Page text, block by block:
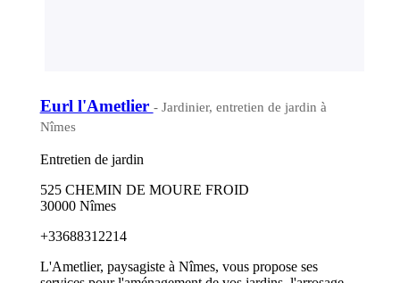
Eurl l'Ametlier - Jardinier, entretien de jardin à
Nîmes
Entretien de jardin
525 CHEMIN DE MOURE FROID
30000 Nîmes
+33688312214
L'Ametlier, paysagiste à Nîmes, vous propose ses